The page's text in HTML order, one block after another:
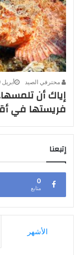
محترفي الصيد أبريل 9, 2020
إياك أن
فريستها في
إتبعنا
0
متابع
الأشهر